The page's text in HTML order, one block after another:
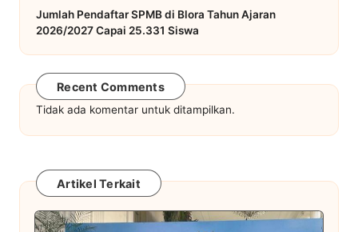
Jumlah Pendaftar SPMB di Blora Tahun Ajaran
2026/2027 Capai 25.331 Siswa
Recent Comments
Tidak ada komentar untuk ditampilkan.
Artikel Terkait